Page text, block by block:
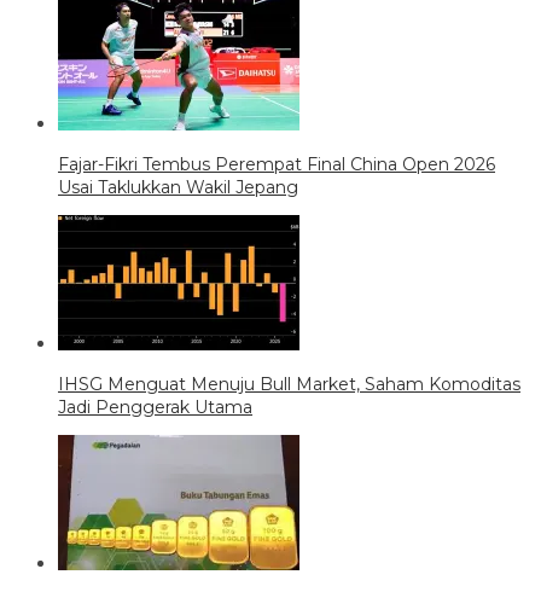
Fajar-Fikri Tembus Perempat Final China Open 2026
Usai Taklukkan Wakil Jepang
IHSG Menguat Menuju Bull Market, Saham Komoditas
Jadi Penggerak Utama